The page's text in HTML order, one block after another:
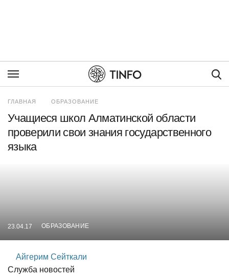
ГЛАВНАЯ ОБРАЗОВАНИЕ
Учащиеся школ Алматинской области
проверили свои знания государственного
языка
23.04.17 ОБРАЗОВАНИЕ
Айгерим Сейткали
Служба новостей